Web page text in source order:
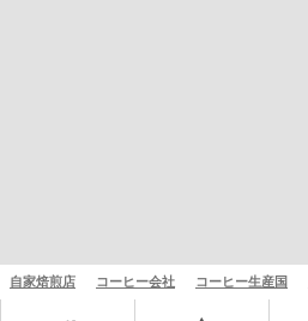
自家焙煎店 コーヒー会社 コーヒー生産国